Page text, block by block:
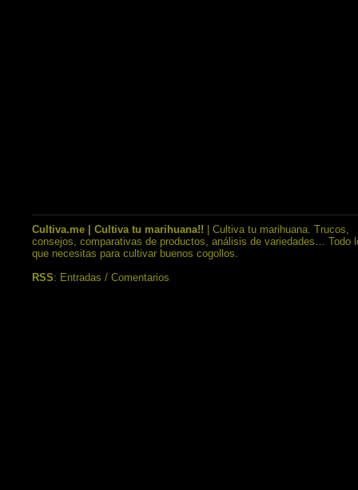
Cultiva.me | Cultiva tu marihuana!! | Cultiva tu marihuana. Trucos,
consejos, comparativas de productos, análisis de variedades… Todo
que necesitas para cultivar buenos cogollos.
RSS: Entradas / Comentarios